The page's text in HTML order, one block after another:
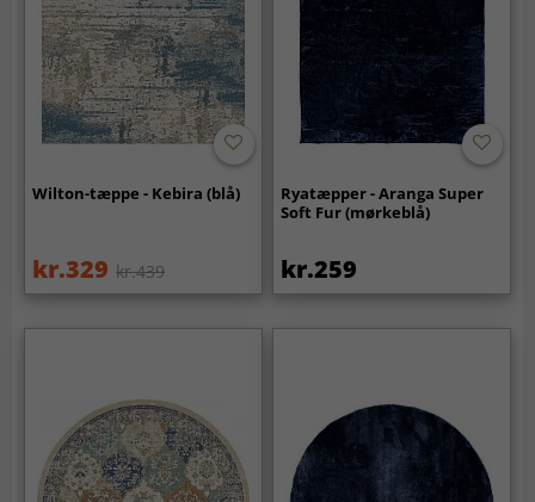
Wilton-tæppe - Kebira (blå)
kr.329 kr.439
Ryatæpper - Aranga Super
Soft Fur (mørkeblå)
kr.259